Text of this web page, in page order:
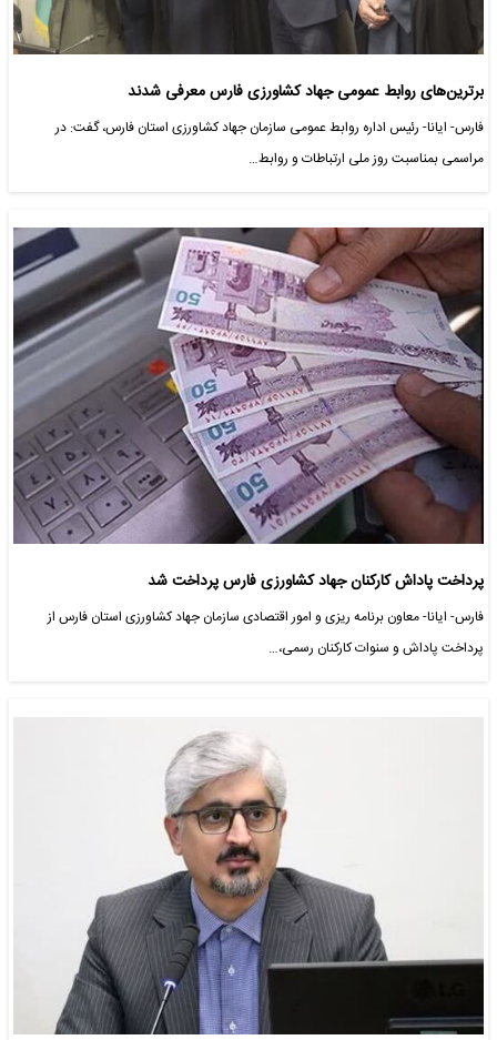
برترین‌های روابط عمومی جهاد کشاورزی فارس معرفی شدند
فارس- ایانا- رئیس اداره روابط عمومی سازمان جهاد کشاورزی استان فارس، گفت: در
مراسمی بمناسبت روز ملی ارتباطات و روابط…
پرداخت پاداش کارکنان جهاد کشاورزی فارس پرداخت شد
فارس- ایانا- معاون برنامه ریزی و امور اقتصادی سازمان جهاد کشاورزی استان فارس از
پرداخت پاداش و سنوات کارکنان رسمی،…